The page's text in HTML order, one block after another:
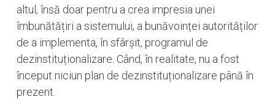
altul, însă doar pentru a crea impresia unei
îmbunătățiri a sistemului, a bunăvoinței autorităților
de a implementa, în sfârșit, programul de
dezinstituționalizare. Când, în realitate, nu a fost
început niciun plan de dezinstituționalizare până în
prezent.